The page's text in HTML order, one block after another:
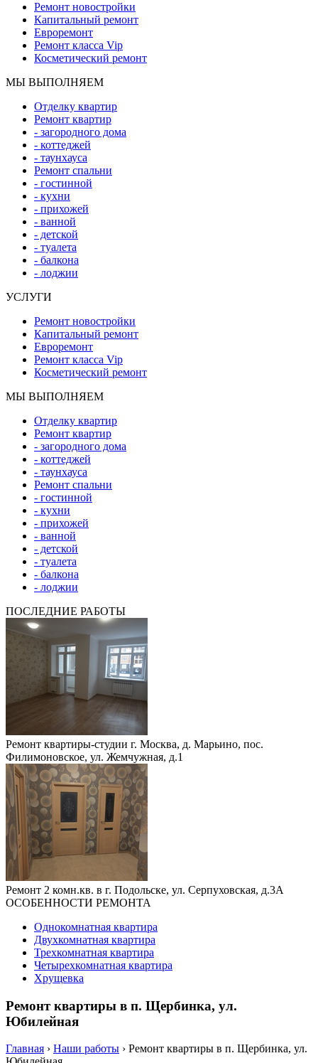
Ремонт новостройки
Капитальный ремонт
Евроремонт
Ремонт класса Vip
Косметический ремонт
МЫ ВЫПОЛНЯЕМ
Отделку квартир
Ремонт квартир
- загородного дома
- коттеджей
- таунхауса
Ремонт спальни
- гостинной
- кухни
- прихожей
- ванной
- детской
- туалета
- балкона
- лоджии
УСЛУГИ
Ремонт новостройки
Капитальный ремонт
Евроремонт
Ремонт класса Vip
Косметический ремонт
МЫ ВЫПОЛНЯЕМ
Отделку квартир
Ремонт квартир
- загородного дома
- коттеджей
- таунхауса
Ремонт спальни
- гостинной
- кухни
- прихожей
- ванной
- детской
- туалета
- балкона
- лоджии
ПОСЛЕДНИЕ РАБОТЫ
Ремонт квартиры-студии г. Москва, д. Марьино, пос.
Филимоновское, ул. Жемчужная, д.1
Ремонт 2 комн.кв. в г. Подольске, ул. Серпуховская, д.3А
ОСОБЕННОСТИ РЕМОНТА
Однокомнатная квартира
Двухкомнатная квартира
Трехкомнатная квартира
Четырехкомнатная квартира
Хрущевка
Ремонт квартиры в п. Щербинка, ул.
Юбилейная
Главная › Наши работы › Ремонт квартиры в п. Щербинка, ул.